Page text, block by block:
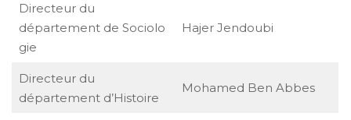
Directeur du
département de Sociolo
gie
Hajer Jendoubi
Directeur du
département d’Histoire
Mohamed Ben Abbes